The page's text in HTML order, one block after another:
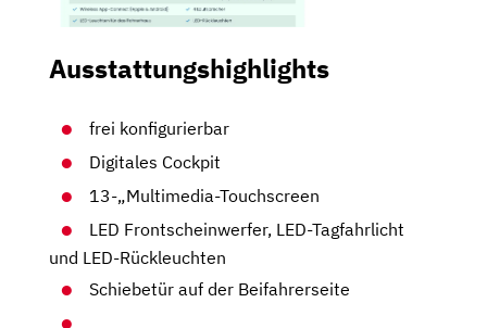
Ausstattungshighlights
frei konfigurierbar
Digitales Cockpit
13-„Multimedia-Touchscreen
LED Frontscheinwerfer, LED-Tagfahrlicht
und LED-Rückleuchten
Schiebetür auf der Beifahrerseite